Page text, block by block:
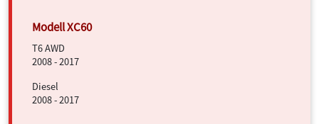
T6 AWD
2008 - 2017
Diesel
2008 - 2017